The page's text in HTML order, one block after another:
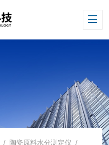
/ 陶瓷原料水分测定仪 /